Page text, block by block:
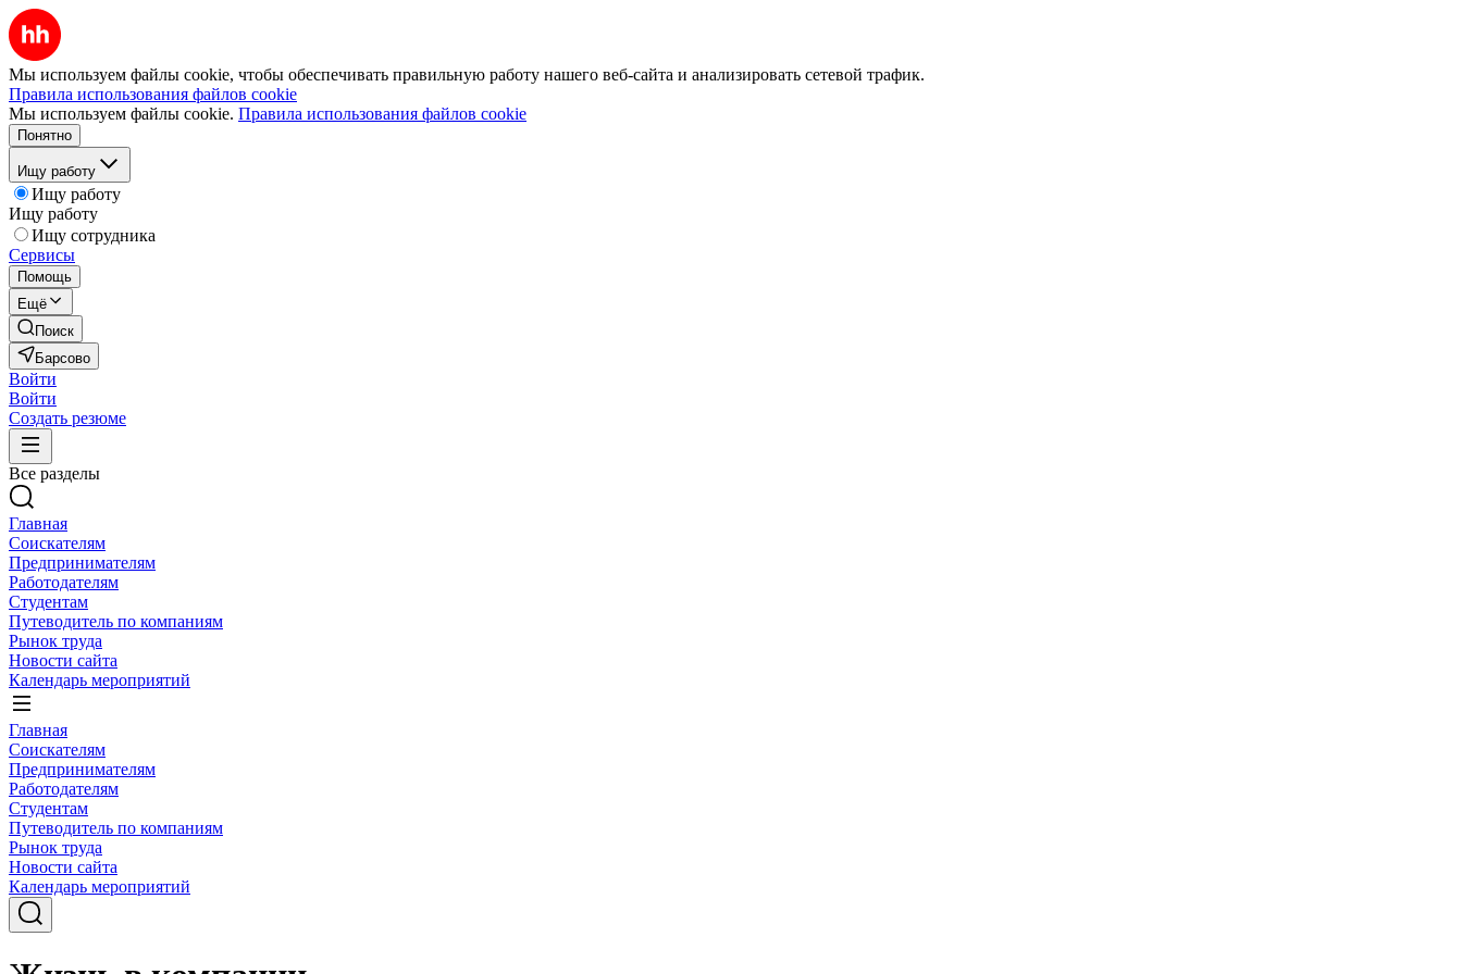
Мы используем файлы cookie, чтобы обеспечивать правильную работу нашего веб-сайта и анализировать сетевой трафик.
Правила использования файлов cookie
Мы используем файлы cookie. Правила использования файлов cookie
Понятно
Ищу работу
Ищу работу
Ищу работу
Ищу сотрудника
Сервисы
Помощь
Ещё
Поиск
Барсово
Войти
Войти
Создать резюме
Все разделы
Главная
Соискателям
Предпринимателям
Работодателям
Студентам
Путеводитель по компаниям
Рынок труда
Новости сайта
Календарь мероприятий
Главная
Соискателям
Предпринимателям
Работодателям
Студентам
Путеводитель по компаниям
Рынок труда
Новости сайта
Календарь мероприятий